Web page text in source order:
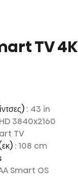
TV 4K
: 43 in
3840x2160
TV
: 108 cm
Smart OS